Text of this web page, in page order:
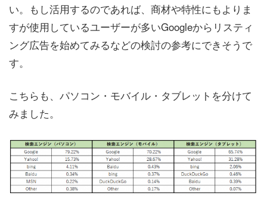
い。もし活用するのであれば、商材や特性にもよりま
すが使用しているユーザーが多いGoogleからリスティ
ング広告を始めてみるなどの検討の参考にできそうで
す。
こちらも、パソコン・モバイル・タブレットを分けて
みました。